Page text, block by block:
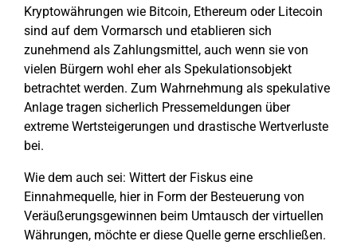
Kryptowährungen wie Bitcoin, Ethereum oder Litecoin
sind auf dem Vormarsch und etablieren sich
zunehmend als Zahlungsmittel, auch wenn sie von
vielen Bürgern wohl eher als Spekulationsobjekt
betrachtet werden. Zum Wahrnehmung als spekulative
Anlage tragen sicherlich Pressemeldungen über
extreme Wertsteigerungen und drastische Wertverluste
bei.
Wie dem auch sei: Wittert der Fiskus eine
Einnahmequelle, hier in Form der Besteuerung von
Veräußerungsgewinnen beim Umtausch der virtuellen
Währungen, möchte er diese Quelle gerne erschließen.